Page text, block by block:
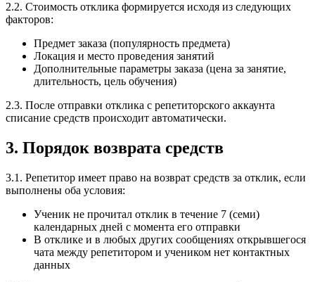
2.2. Стоимость отклика формируется исходя из следующих
факторов:
Предмет заказа (популярность предмета)
Локация и место проведения занятий
Дополнительные параметры заказа (цена за занятие,
длительность, цель обучения)
2.3. После отправки отклика с репетиторского аккаунта
списание средств происходит автоматически.
3. Порядок возврата средств
3.1. Репетитор имеет право на возврат средств за отклик, если
выполнены оба условия:
Ученик не прочитал отклик в течение 7 (семи)
календарных дней с момента его отправки
В отклике и в любых других сообщениях открывшегося
чата между репетитором и учеником нет контактных
данных